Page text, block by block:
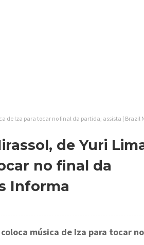
de Iza para tocar no final da partida; assista | Brazil
de Yuri
no final da
Informa
música de Iza para tocar no